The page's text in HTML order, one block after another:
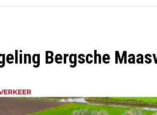
Bergsche